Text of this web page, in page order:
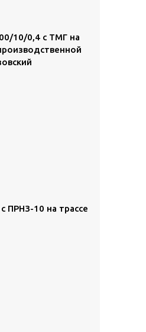
10/0,4 с ТМГ на
ПРНЗ-10 на трассе